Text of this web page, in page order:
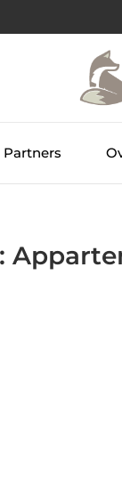
Partners